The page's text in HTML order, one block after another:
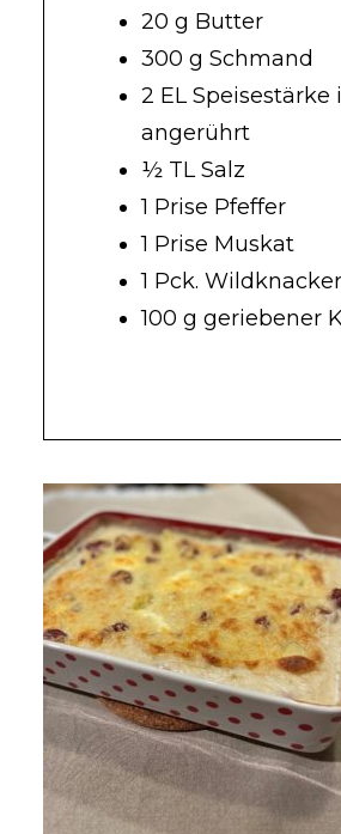
20 g Butter
300 g Schmand
2 EL Speisestärke
angerührt
½ TL Salz
1 Prise Pfeffer
1 Prise Muskat
1 Pck. Wildknacker
100 g geriebener